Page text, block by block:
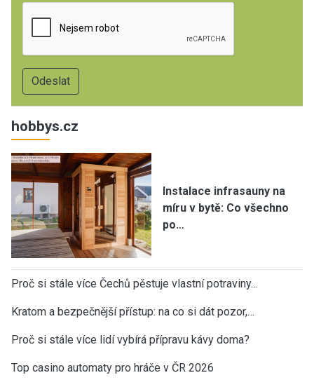
hobbys.cz
Instalace infrasauny na
míru v bytě: Co všechno
po…
Proč si stále více Čechů pěstuje vlastní potraviny…
Kratom a bezpečnější přístup: na co si dát pozor,…
Proč si stále více lidí vybírá přípravu kávy doma?
Top casino automaty pro hráče v ČR 2026